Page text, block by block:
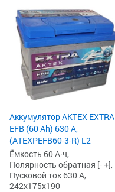
Аккумулятор AKTEX EXTRA
EFB (60 Ah) 630 А,
(ATEXPEFB60-3-R) L2
Ёмкость 60 А·ч,
Полярность обратная [- +],
Пусковой ток 630 А,
242x175x190